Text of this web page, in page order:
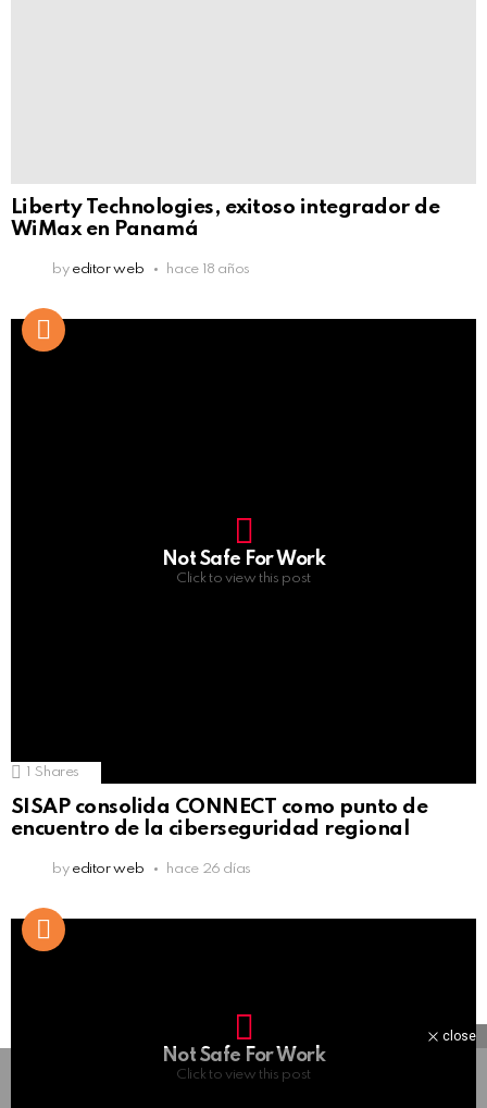
Liberty Technologies, exitoso integrador de
WiMax en Panamá
by editor web hace 18 años
Not Safe For Work
Click to view this post
Shares
SISAP consolida CONNECT como punto de
encuentro de la ciberseguridad regional
by editor web hace 26 días
Not Safe For Work
Click to view this post
close